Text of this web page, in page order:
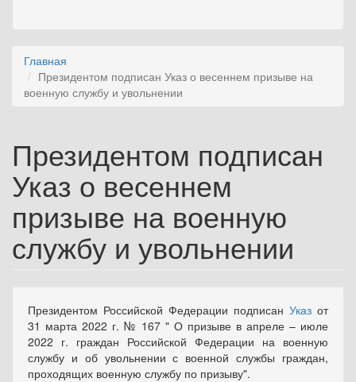
Главная
Президентом подписан Указ о весеннем призыве на
военную службу и увольнении
Президентом подписан
Указ о весеннем
призыве на военную
службу и увольнении
Президентом Российской Федерации подписан Указ от
31 марта 2022 г. № 167 " О призыве в апреле – июле
2022 г. граждан Российской Федерации на военную
службу и об увольнении с военной службы граждан,
проходящих военную службу по призыву".